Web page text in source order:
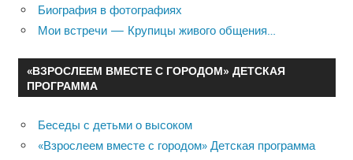
Биография в фотографиях
Мои встречи — Крупицы живого общения…
«ВЗРОСЛЕЕМ ВМЕСТЕ С ГОРОДОМ» ДЕТСКАЯ
ПРОГРАММА
Беседы с детьми о высоком
«Взрослеем вместе с городом» Детская программа